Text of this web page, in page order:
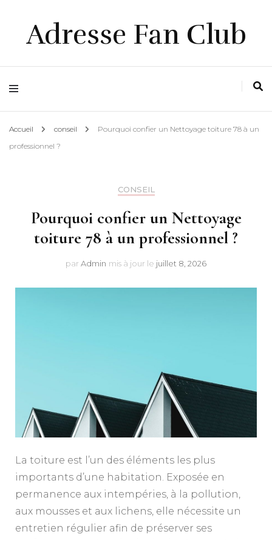
Adresse Fan Club
Accueil conseil
Pourquoi confier un Nettoyage toiture 78 à un
professionnel ?
CONSEIL
Pourquoi confier un Nettoyage
toiture 78 à un professionnel ?
par Admin mis à jour le juillet 8, 2026
La toiture est l’un des éléments les plus
importants d’une habitation. Exposée en
permanence aux intempéries, à la pollution,
aux mousses et aux lichens, elle nécessite un
entretien régulier afin de préserver ses